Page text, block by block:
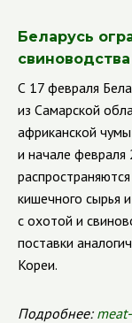
Беларусь
С 17 февраля
из Самарской
африканской
и начале февраля
кишечного сырья
с охотой и
поставки
Кореи.
Подробнее: meat-